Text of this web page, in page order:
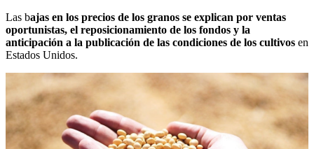
Las bajas en los precios de los granos se explican por ventas
oportunistas, el reposicionamiento de los fondos y la
anticipación a la publicación de las condiciones de los cultivos en
Estados Unidos.